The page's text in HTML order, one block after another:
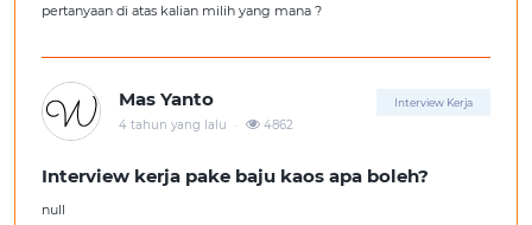
pertanyaan di atas kalian milih yang mana ?
Mas Yanto Interview Kerja
4 tahun yang lalu . 4862
Interview kerja pake baju kaos apa boleh?
null